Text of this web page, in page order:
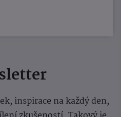
inspirace na každý den,